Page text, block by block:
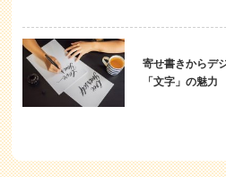
寄せ書きからデ
「文字」の魅力